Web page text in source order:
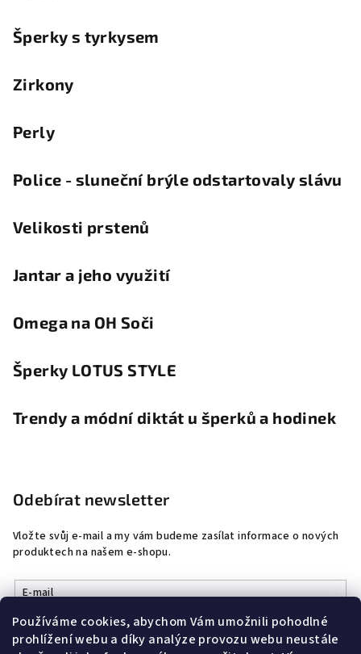
Používáme cookies, abychom Vám umožnili pohodlné
prohlížení webu a díky analýze provozu webu neustále
Šperky s tyrkysem
Zirkony
Perly
Police - sluneční brýle odstartovaly slávu
Velikosti prstenů
Jantar a jeho využití
Omega na OH Soči
Šperky LOTUS STYLE
Trendy a módní diktát u šperků a hodinek
Odebírat newsletter
Vložte svůj e-mail a my vám budeme zasílat informace o nových
produktech na našem e-shopu.
E-mail
Vložením e-mailu souhlasíte spodmínkami ochrany osobních
údajů